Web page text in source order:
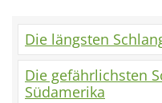
Die längsten
Die gefährlichsten
Südamerika